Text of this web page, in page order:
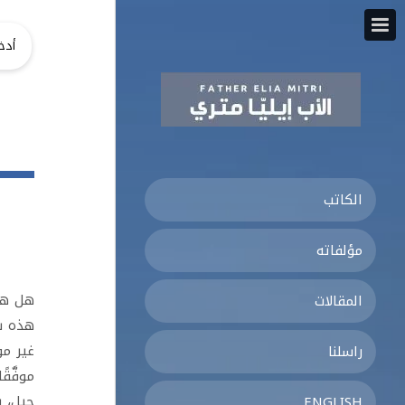
الكاتب
مؤلفاته
المقالات
راسلنا
هل
هذه
غير